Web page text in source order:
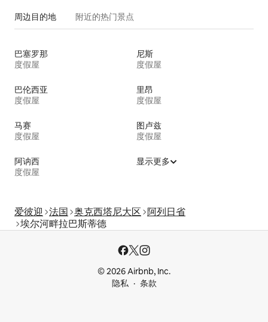
周边目的地 附近的热门景点
巴塞罗那
度假屋
尼斯
度假屋
巴伦西亚
度假屋
里昂
度假屋
马赛
度假屋
图卢兹
度假屋
阿讷西
度假屋
显示更多
爱彼迎 法国 奥克西塔尼大区 阿列日省
埃尔河畔拉巴斯蒂德
© 2026 Airbnb, Inc.
隐私
条款